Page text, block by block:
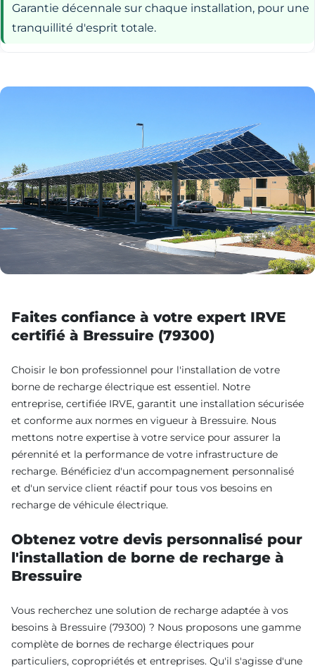
Garantie décennale sur chaque installation, pour une
tranquillité d'esprit totale.
Faites confiance à votre expert IRVE
certifié à Bressuire (79300)
Choisir le bon professionnel pour l'installation de votre
borne de recharge électrique est essentiel. Notre
entreprise, certifiée IRVE, garantit une installation sécurisée
et conforme aux normes en vigueur à Bressuire. Nous
mettons notre expertise à votre service pour assurer la
pérennité et la performance de votre infrastructure de
recharge. Bénéficiez d'un accompagnement personnalisé
et d'un service client réactif pour tous vos besoins en
recharge de véhicule électrique.
Obtenez votre devis personnalisé pour
l'installation de borne de recharge à
Bressuire
Vous recherchez une solution de recharge adaptée à vos
besoins à Bressuire (79300) ? Nous proposons une gamme
complète de bornes de recharge électriques pour
particuliers, copropriétés et entreprises. Qu'il s'agisse d'une